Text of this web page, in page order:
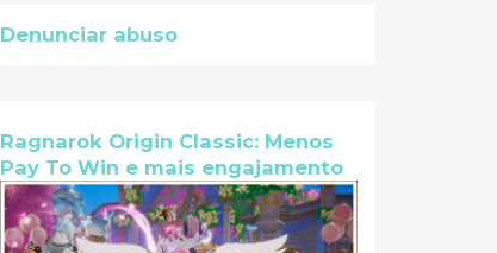
Denunciar abuso
Ragnarok Origin Classic: Menos
Pay To Win e mais engajamento